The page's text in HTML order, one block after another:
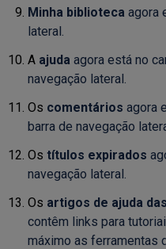
Minha biblioteca agora
lateral.
A ajuda agora está no
navegação lateral.
Os comentários agora
barra de navegação
Os títulos expirados
navegação lateral.
Os artigos de ajuda
contêm links para
máximo as ferramentas